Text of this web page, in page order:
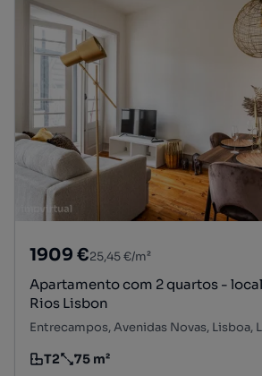
1909 €25,45 €/m²
Apartamento com 2 quartos -
Rios Lisbon
Entrecampos, Avenidas Novas, Lisboa,
Tipologia
T2
Preço por metro quadrado
75 m²